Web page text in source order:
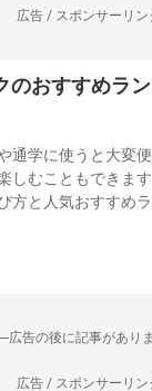
広告 / スポンサーリン
のおすすめラ
通学に使うと大変
しむこともできま
方と人気おすすめ
広告の後に記事がありま
広告 / スポンサーリン